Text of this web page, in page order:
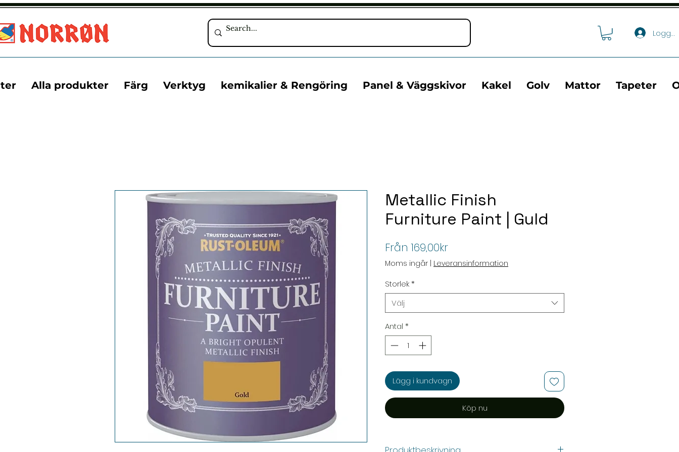
Alla produkter Färg Verktyg kemikalier & Rengöring Panel & Väggskivor Kakel Golv Mattor Tapeter
Logga
Metallic Finish
Furniture Paint | Guld
Från169,00krReapris
Moms ingår Leveransinformation
Storlek*
Välj
Antal *
Lägg i kundvagn
Köp nu